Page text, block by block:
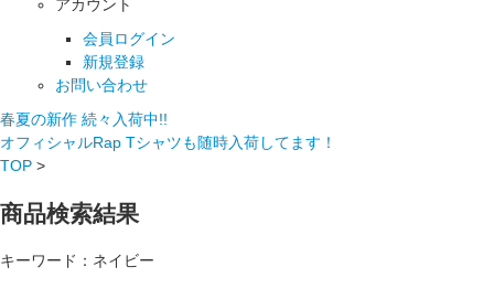
アカウント
会員ログイン
新規登録
お問い合わせ
春夏の新作 続々入荷中!!
オフィシャルRap Tシャツも随時入荷してます！
TOP >
商品検索結果
キーワード：ネイビー